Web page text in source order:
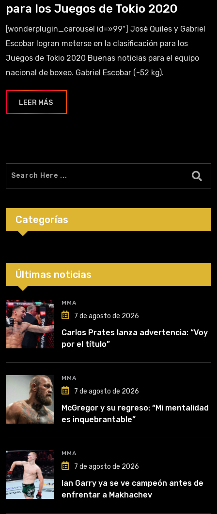
para los Juegos de Tokio 2020
[wonderplugin_carousel id=»99″] José Quiles y Gabriel
Escobar logran meterse en la clasificación para los
Juegos de Tokio 2020 Buenas noticias para el equipo
nacional de boxeo. Gabriel Escobar (-52 kg).
LEER MÁS
Categorías
Últimas noticias
MMA
7 de agosto de 2026
Carlos Prates lanza advertencia: “Voy
por el título”
MMA
7 de agosto de 2026
McGregor y su regreso: “Mi mentalidad
es inquebrantable”
MMA
7 de agosto de 2026
Ian Garry ya se ve campeón antes de
enfrentar a Makhachev